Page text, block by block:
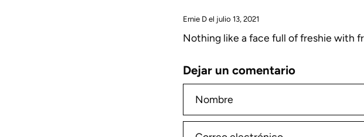
Ernie D el julio 13, 2021
Nothing like a face full of freshie with
Dejar un comentario